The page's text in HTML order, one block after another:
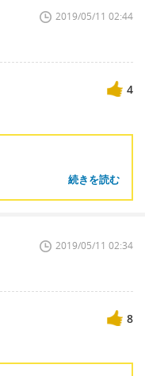
2019/05/11 02:44
4
続きを読む
2019/05/11 02:34
8